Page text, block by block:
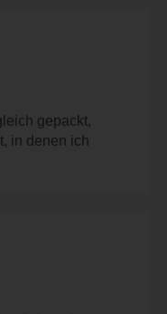
gepackt,
in denen ich